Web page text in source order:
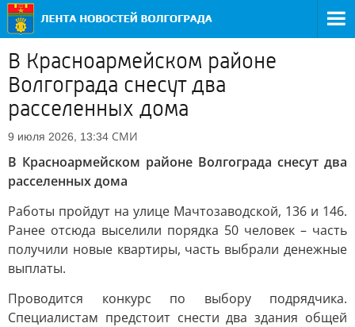
В Красноармейском районе
Волгограда снесут два
расселенных дома
9 июля 2026, 13:34 СМИ
В Красноармейском районе Волгограда снесут два
расселенных дома
Работы пройдут на улице Мачтозаводской, 136 и 146.
Ранее отсюда выселили порядка 50 человек – часть
получили новые квартиры, часть выбрали денежные
выплаты.
Проводится конкурс по выбору подрядчика.
Специалистам предстоит снести два здания общей